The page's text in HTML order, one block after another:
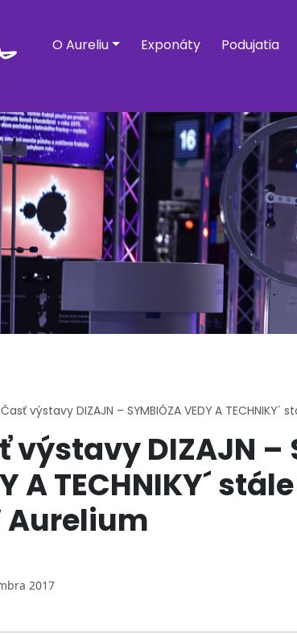
O Aureliu Exponáty Podujatia
Časť výstavy DIZAJN – SYMBIÓZA VEDY A
výstavy DIZAJN –
A TECHNIKY´
Aurelium
2017